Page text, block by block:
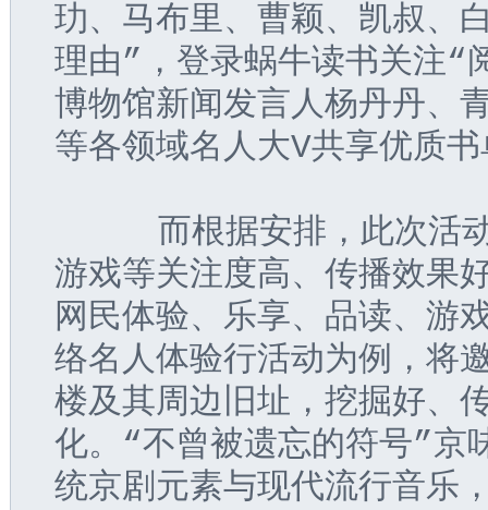
玏、马布里、曹颖、凯叔、
理由”，登录蜗牛读书关注
博物馆新闻发言人杨丹丹、
等各领域名人大V共享优质
而根据安排，此次活动
游戏等关注度高、传播效果
网民体验、乐享、品读、游
络名人体验行活动为例，将
楼及其周边旧址，挖掘好、
化。“不曾被遗忘的符号”京
统京剧元素与现代流行音乐